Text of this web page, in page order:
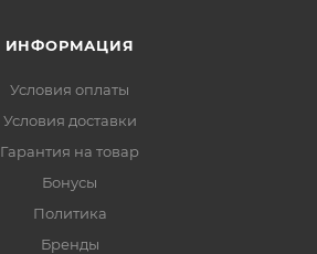
ИНФОРМАЦИЯ
Условия оплаты
Условия доставки
Гарантия на товар
Бонусы
Политика
Бренды